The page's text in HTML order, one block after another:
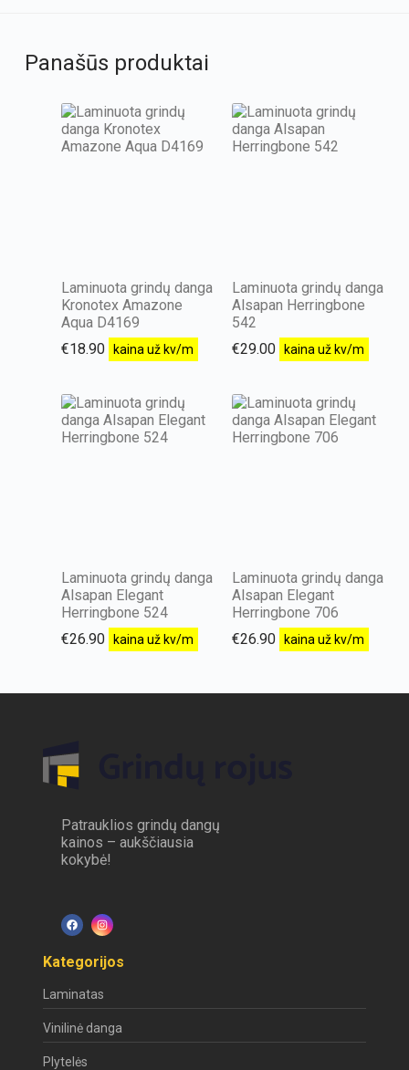
Panašūs produktai
Laminuota grindų danga
Kronotex Amazone
Aqua D4169
€18.90 kaina už kv/m
Laminuota grindų danga
Alsapan Herringbone
542
€29.00 kaina už kv/m
Laminuota grindų danga
Alsapan Elegant
Herringbone 524
€26.90 kaina už kv/m
Laminuota grindų danga
Alsapan Elegant
Herringbone 706
€26.90 kaina už kv/m
Patrauklios grindų dangų
kainos – aukščiausia
kokybė!
Kategorijos
Laminatas
Vinilinė danga
Plytelės